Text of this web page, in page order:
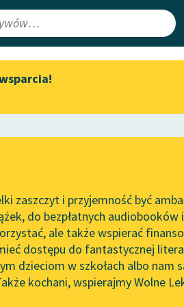
Alicja Horn” do
skandynawskiej
z Katarzyną Tunkiel
temu zmarł Joseph
Mapa
API
OAI-PMH
Widget
zaszczyt i przyjemność być
do bezpłatnych
ale także wspierać
dostępu do fantastycznej
dzieciom w szkołach albo nam
kochani, wspierajmy Wolne